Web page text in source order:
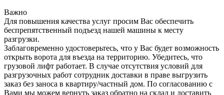
Важно
Для повышения качества услуг просим Вас обеспечить
беспрепятственный подъезд нашей машины к месту
разгрузки.
Заблаговременно удостоверьтесь, что у Вас будет возможность
открыть ворота для въезда на территорию. Убедитесь, что
грузовой лифт работает. В случае отсутствия условий для
разгрузочных работ сотрудник доставки в праве выгрузить
заказ без заноса в квартиру/частный дом. По согласованию с
Вами мы можем вернуть заказ обратно на склад и доставить